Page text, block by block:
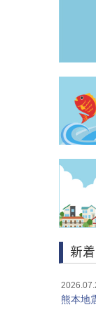
新
熊本地